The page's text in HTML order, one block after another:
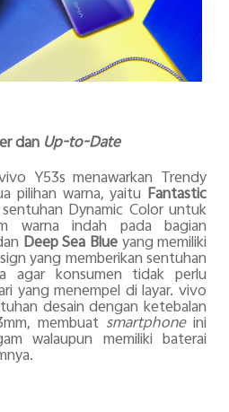
dan Up-to-Date
Y53s menawarkan Trendy
pilihan warna, yaitu Fantastic
Dynamic Color untuk
warna indah pada bagian
Deep Sea Blueyang memiliki
yang memberikan sentuhan
agar konsumen tidak perlu
yang menempel di layar. vivo
desain dengan ketebalan
membuatsmartphoneini
walaupun memiliki baterai